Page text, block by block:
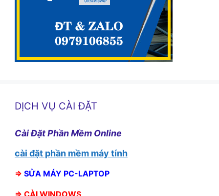
DỊCH VỤ CÀI ĐẶT
Cài Đặt Phần Mềm Online
cài đặt phần mềm máy tính
⇒ SỬA MÁY PC-LAPTOP
⇒ CÀI WINDOWS